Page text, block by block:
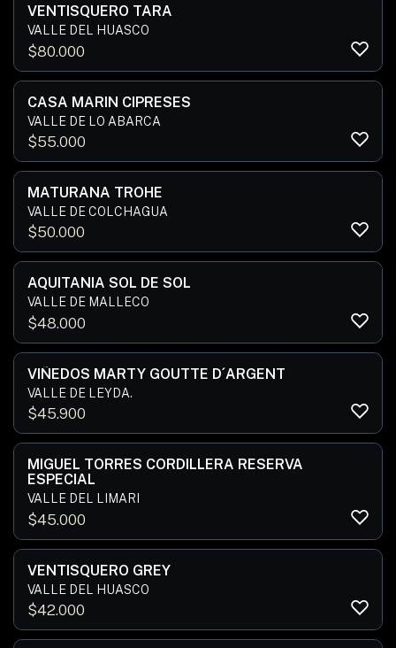
VENTISQUERO TARA
VALLE DEL HUASCO
$80.000
CASA MARIN CIPRESES
VALLE DE LO ABARCA
$55.000
MATURANA TROHE
VALLE DE COLCHAGUA
$50.000
AQUITANIA SOL DE SOL
VALLE DE MALLECO
$48.000
VIÑEDOS MARTY GOUTTE D´ARGENT
VALLE DE LEYDA.
$45.900
MIGUEL TORRES CORDILLERA RESERVA
ESPECIAL
VALLE DEL LIMARI
$45.000
VENTISQUERO GREY
VALLE DEL HUASCO
$42.000